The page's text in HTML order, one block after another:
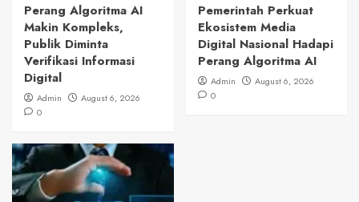
Perang Algoritma AI
Makin Kompleks,
Publik Diminta
Verifikasi Informasi
Digital
Admin
August 6, 2026
0
Pemerintah Perkuat
Ekosistem Media
Digital Nasional Hadapi
Perang Algoritma AI
Admin
August 6, 2026
0